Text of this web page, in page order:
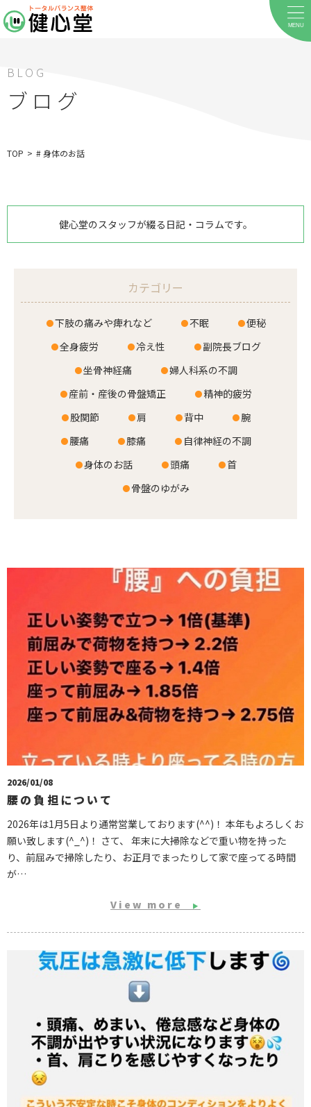
MENU
ホーム
当院について
料金メニュー
お客様の声
店舗案内
お問い合わせ
029-886-8602
BLOG
ブログ
TOP > # 身体のお話
健心堂のスタッフが綴る日記・コラムです。
カテゴリー
下肢の痛みや痺れなど 不眠
便秘
全身疲労
冷え性
副院長ブログ
坐骨神経痛
婦人科系の不調
産前・産後の骨盤矯正
精神的疲労
股関節
肩 背中
腕
腰痛
膝痛
自律神経の不調
身体のお話
頭痛
首
骨盤のゆがみ
2026/01/08
腰の負担について
2026年は1月5日より通常営業しております(^^)！ 本年もよろしくお
願い致します(^_^)！ さて、 年末に大掃除などで重い物を持った
り、前屈みで掃除したり、お正月でまったりして家で座ってる時間
が…
View more ▶